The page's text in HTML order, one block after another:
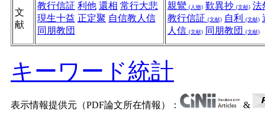
文
献
教行信証 利他 還相 常行大悲
現生十益 正定聚 自信教人信
同朋教団
親鸞 (人物) 歎異抄 (文献) 法
教行信証 (文献) 自利 (文献)
人信 (文献) 同朋教団 (文献)
キーワード統計
表示情報提供元（PDF論文所在情報）： &